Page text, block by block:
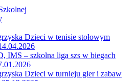
Dzieci w tenisie stołowym
IMS – szkolna liga szs w biegach
Dzieci w turnieju gier i zabaw